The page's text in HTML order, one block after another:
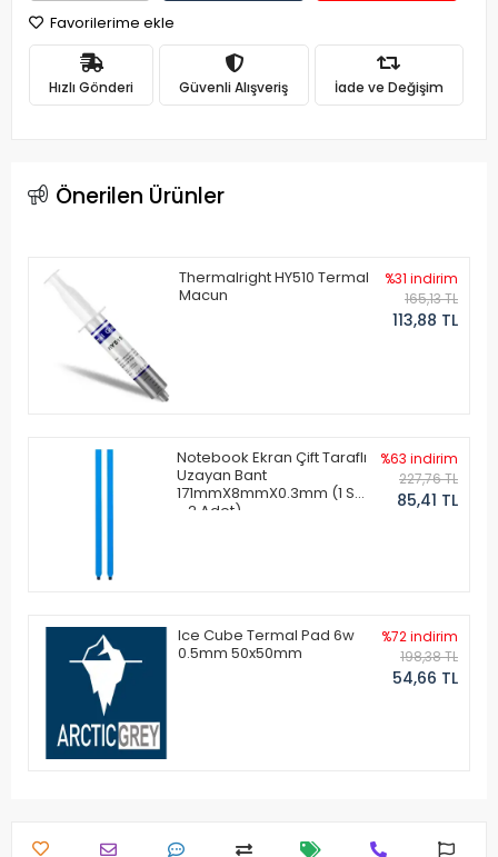
Favorilerime ekle
Hızlı Gönderi Güvenli Alışveriş İade ve Değişim
Önerilen Ürünler
Thermalright HY510 Termal
Macun
%31 indirim
165,13 TL
113,88 TL
Notebook Ekran Çift Taraflı
Uzayan Bant
171mmX8mmX0.3mm (1 Set
- 2 Adet)
%63 indirim
227,76 TL
85,41 TL
Ice Cube Termal Pad 6w
0.5mm 50x50mm
%72 indirim
198,38 TL
54,66 TL